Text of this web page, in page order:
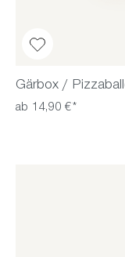
Gärbox /
ab 14,90 €*